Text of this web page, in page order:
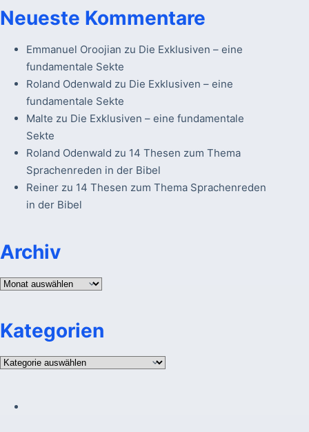
Neueste Kommentare
Emmanuel Oroojian zu Die Exklusiven – eine
fundamentale Sekte
Roland Odenwald zu Die Exklusiven – eine
fundamentale Sekte
Malte zu Die Exklusiven – eine fundamentale
Sekte
Roland Odenwald zu 14 Thesen zum Thema
Sprachenreden in der Bibel
Reinerzu 14 Thesen zum Thema Sprachenreden
in der Bibel
Archiv
Archiv
Kategorien
Kategorien